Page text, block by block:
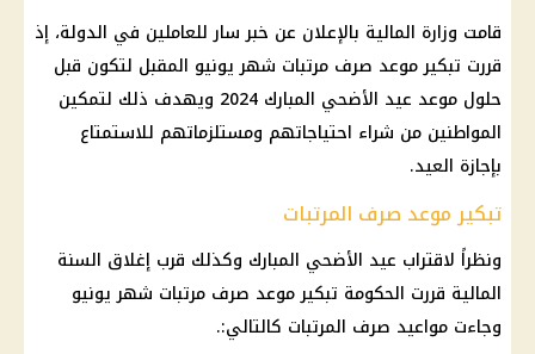
قامت وزارة المالية بالإعلان عن خبر سار للعاملين في الدولة، إذ
قررت تبكير موعد صرف مرتبات شهر يونيو المقبل لتكون قبل
حلول موعد عيد الأضحي المبارك 2024 ويهدف ذلك لتمكين
المواطنين من شراء احتياجاتهم ومستلزماتهم للاستمتاع
بإجازة العيد.
تبكير موعد صرف المرتبات
ونظراً لاقتراب عيد الأضحي المبارك وكذلك قرب إغلاق السنة
المالية قررت الحكومة تبكير موعد صرف مرتبات شهر يونيو
وجاءت مواعيد صرف المرتبات كالتالي:.